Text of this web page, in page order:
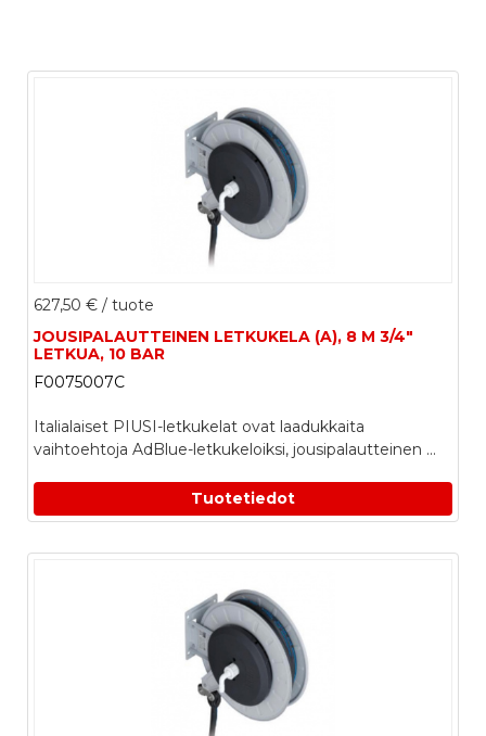
627,50 € / tuote
JOUSIPALAUTTEINEN LETKUKELA (A), 8 M 3/4"
LETKUA, 10 BAR
F0075007C
Italialaiset PIUSI-letkukelat ovat laadukkaita
vaihtoehtoja AdBlue-letkukeloiksi, jousipalautteinen ...
Tuotetiedot